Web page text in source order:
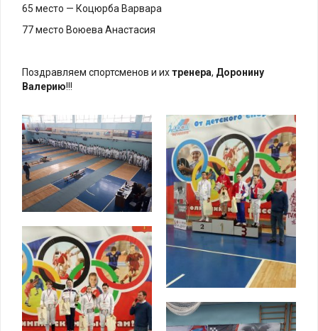
65 место — Коцюрба Варвара
77 место Воюева Анастасия
Поздравляем спортсменов и ихтренера, Доронину
Валерию!!!